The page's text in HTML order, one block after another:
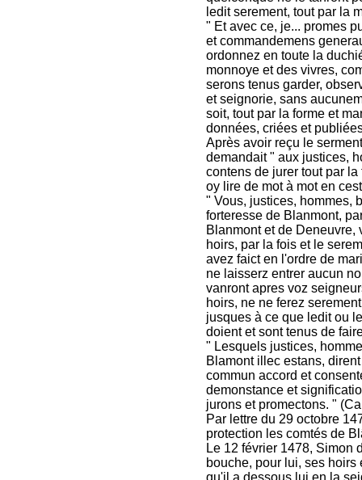
ledit serement, tout par la
" Et avec ce, je... promes
et commandemens
ordonnez en toute la
monnoye et des vivres,
serons tenus garder,
et seignorie, sans
soit, tout par la forme et
données, criées et
Après avoir reçu le
demandait " aux justices,
contens de jurer tout par
oy lire de mot à mot en
" Vous, justices, hommes,
forteresse de Blanmont,
Blanmont et de Deneuvre,
hoirs, par la fois et le
avez faict en l'ordre de
ne laisserz entrer aucun
vanront apres voz
hoirs, ne ne ferez
jusques à ce que ledit ou
doient et sont tenus de
" Lesquels justices,
Blamont illec estans,
commun accord et
demonstance et
jurons et promectons. "
Par lettre du 29 octobre
protection les comtés de
Le 12 février 1478, Simon
bouche, pour lui, ses hoirs
qu'il a dessous lui en la